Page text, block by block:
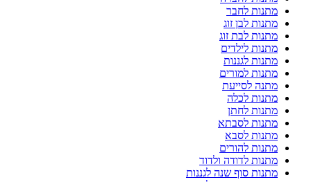
מתנות לחבר
מתנות לבן זוג
מתנות לבת זוג
מתנות לילדים
מתנות לגננות
מתנות למורים
מתנה לסייעת
מתנות לכלה
מתנות לחתן
מתנות לסבתא
מתנות לסבא
מתנות להורים
מתנות לדודה ולדוד
מתנות סוף שנה לגננות